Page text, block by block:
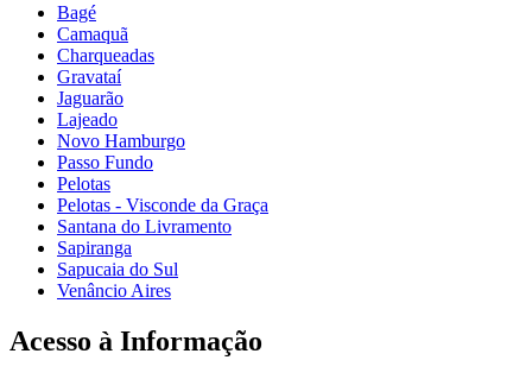
Bagé
Camaquã
Charqueadas
Gravataí
Jaguarão
Lajeado
Novo Hamburgo
Passo Fundo
Pelotas
Pelotas - Visconde da Graça
Santana do Livramento
Sapiranga
Sapucaia do Sul
Venâncio Aires
Acesso à Informação